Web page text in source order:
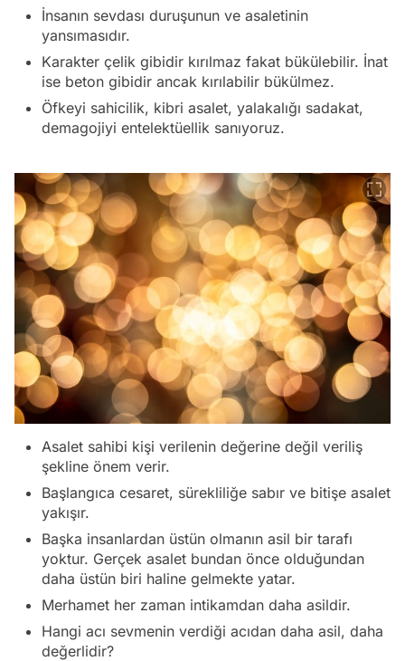
İnsanın sevdası duruşunun ve asaletinin
yansımasıdır.
Karakter çelik gibidir kırılmaz fakat bükülebilir. İnat
ise beton gibidir ancak kırılabilir bükülmez.
Öfkeyi sahicilik, kibri asalet, yalakalığı sadakat,
demagojiyi entelektüellik sanıyoruz.
Asalet sahibi kişi verilenin değerine değil veriliş
şekline önem verir.
Başlangıca cesaret, sürekliliğe sabır ve bitişe asalet
yakışır.
Başka insanlardan üstün olmanın asil bir tarafı
yoktur. Gerçek asalet bundan önce olduğundan
daha üstün biri haline gelmekte yatar.
Merhamet her zaman intikamdan daha asildir.
Hangi acı sevmenin verdiği acıdan daha asil, daha
değerlidir?